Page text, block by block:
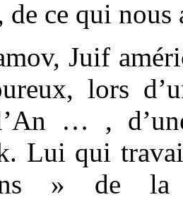
de ce qui nous
Juif
lors
… ,
Lui qui
» de la